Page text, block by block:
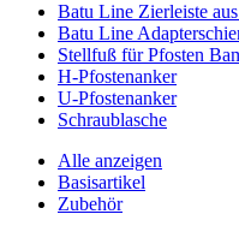
Batu Line Zierleiste
Batu Line
Stellfuß für Pfosten
H-Pfostenanker
U-Pfostenanker
Schraublasche
Alle anzeigen
Basisartikel
Zubehör